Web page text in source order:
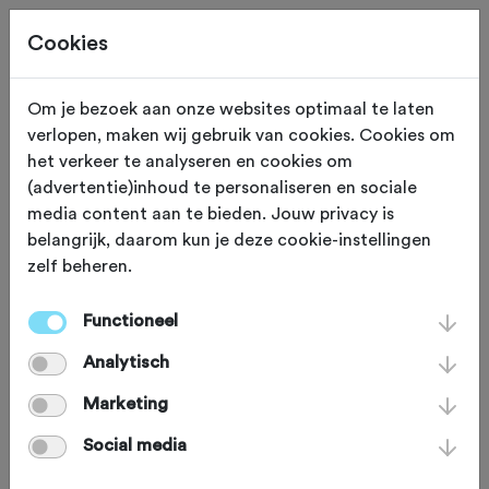
MONUMENT Ezinge
Ezinge
Om niet te verzuipen stampten Noord-
Groningers in de vroege
middeleeuwen kunstmatige heuvels
uit de kleigrond. Een van de mooist
bewaard gebleven voorbeelden is het
Cookies
Om je bezoek aan onze websites optimaal te laten
verlopen, maken wij gebruik van cookies. Cookies om
het verkeer te analyseren en cookies om
(advertentie)inhoud te personaliseren en sociale
media content aan te bieden. Jouw privacy is
belangrijk, daarom kun je deze cookie-instellingen
zelf beheren.
Functioneel
Analytisch
Marketing
Social media